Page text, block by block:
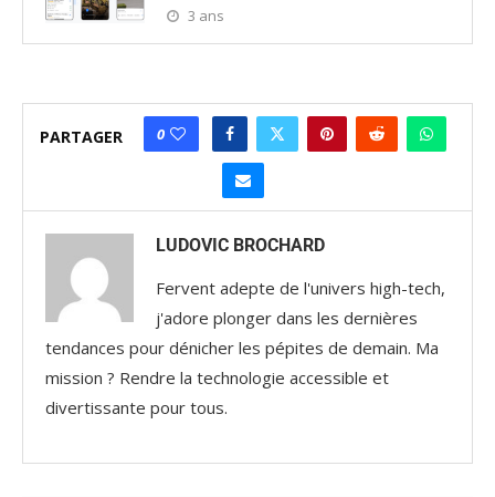
3 ans
PARTAGER 0
LUDOVIC BROCHARD
Fervent adepte de l'univers high-tech,
j'adore plonger dans les dernières
tendances pour dénicher les pépites de demain. Ma
mission ? Rendre la technologie accessible et
divertissante pour tous.